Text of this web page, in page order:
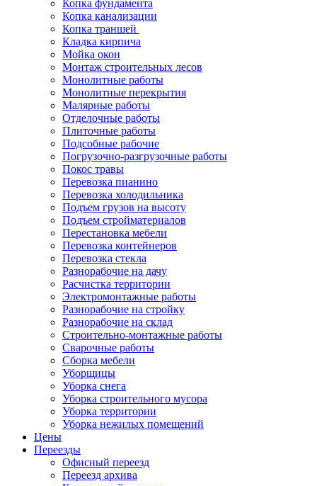
Копка фундамента
Копка канализации
Копка траншей
Кладка кирпича
Мойка окон
Монтаж строительных лесов
Монолитные работы
Монолитные перекрытия
Малярные работы
Отделочные работы
Плиточные работы
Подсобные рабочие
Погрузочно-разгрузочные работы
Покос травы
Перевозка пианино
Перевозка холодильника
Подъем грузов на высоту
Подъем стройматериалов
Перестановка мебели
Перевозка контейнеров
Перевозка стекла
Разнорабочие на дачу
Расчистка территории
Электромонтажные работы
Разнорабочие на стройку
Разнорабочие на склад
Строительно-монтажные работы
Сварочные работы
Сборка мебели
Уборщицы
Уборка снега
Уборка строительного мусора
Уборка территории
Уборка нежилых помещений
Цены
Переезды
Офисный переезд
Переезд архива